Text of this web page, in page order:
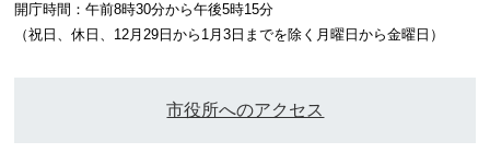
開庁時間：午前8時30分から午後5時15分
（祝日、休日、12月29日から1月3日までを除く月曜日から金曜日）
市役所へのアクセス